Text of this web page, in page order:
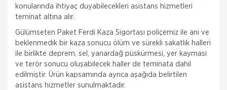
konularında ihtiyaç duyabilecekleri asistans hizmetleri
teminat altına alır.
Gülümseten Paket Ferdi Kaza Sigortası poliçemiz ile ani ve
beklenmedik bir kaza sonucu ölüm ve sürekli sakatlık halleri
ile birlikte deprem, sel, yanardağ püskürmesi, yer kayması
ve terör sonucu oluşabilecek haller de teminata dahil
edilmiştir. Ürün kapsamında ayrıca aşağıda belirtilen
asistans hizmetler sunulmaktadır.